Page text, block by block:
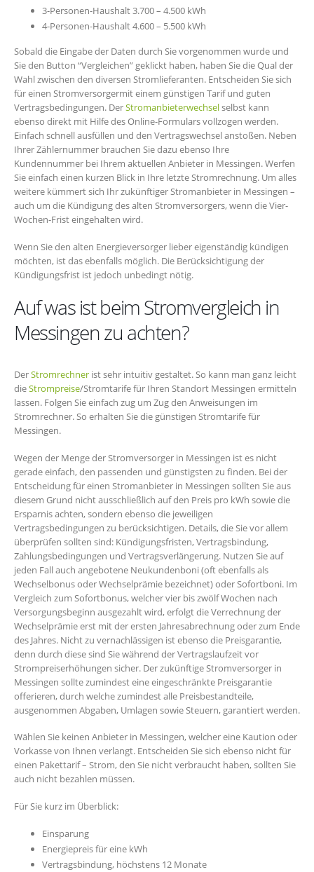
3-Personen-Haushalt 3.700 – 4.500 kWh
4-Personen-Haushalt 4.600 – 5.500 kWh
Sobald die Eingabe der Daten durch Sie vorgenommen wurde und
Sie den Button “Vergleichen” geklickt haben, haben Sie die Qual der
Wahl zwischen den diversen Stromlieferanten. Entscheiden Sie sich
für einen Stromversorgermit einem günstigen Tarif und guten
Vertragsbedingungen. DerStromanbieterwechselselbst kann
ebenso direkt mit Hilfe des Online-Formulars vollzogen werden.
Einfach schnell ausfüllen und den Vertragswechsel anstoßen. Neben
Ihrer Zählernummer brauchen Sie dazu ebenso Ihre
Kundennummer bei Ihrem aktuellen Anbieter in Messingen. Werfen
Sie einfach einen kurzen Blick in Ihre letzte Stromrechnung. Um alles
weitere kümmert sich Ihr zukünftiger Stromanbieter in Messingen –
auch um die Kündigung des alten Stromversorgers, wenn die Vier-
Wochen-Frist eingehalten wird.
Wenn Sie den alten Energieversorger lieber eigenständig kündigen
möchten, ist das ebenfalls möglich. Die Berücksichtigung der
Kündigungsfrist ist jedoch unbedingt nötig.
Auf was ist beim Stromvergleich in
Messingen zu achten?
DerStromrechner ist sehr intuitiv gestaltet. So kann man ganz leicht
dieStrompreise/Stromtarife für Ihren Standort Messingen ermitteln
lassen. Folgen Sie einfach zug um Zug den Anweisungen im
Stromrechner. So erhalten Sie die günstigen Stromtarife für
Messingen.
Wegen der Menge der Stromversorger in Messingen ist es nicht
gerade einfach, den passenden und günstigsten zu finden. Bei der
Entscheidung für einen Stromanbieter in Messingen sollten Sie aus
diesem Grund nicht ausschließlich auf den Preis pro kWh sowie die
Ersparnis achten, sondern ebenso die jeweiligen
Vertragsbedingungen zu berücksichtigen. Details, die Sie vor allem
überprüfen sollten sind: Kündigungsfristen, Vertragsbindung,
Zahlungsbedingungen und Vertragsverlängerung. Nutzen Sie auf
jeden Fall auch angebotene Neukundenboni (oft ebenfalls als
Wechselbonus oder Wechselprämie bezeichnet) oder Sofortboni. Im
Vergleich zum Sofortbonus, welcher vier bis zwölf Wochen nach
Versorgungsbeginn ausgezahlt wird, erfolgt die Verrechnung der
Wechselprämie erst mit der ersten Jahresabrechnung oder zum Ende
des Jahres. Nicht zu vernachlässigen ist ebenso die Preisgarantie,
denn durch diese sind Sie während der Vertragslaufzeit vor
Strompreiserhöhungen sicher. Der zukünftige Stromversorger in
Messingen sollte zumindest eine eingeschränkte Preisgarantie
offerieren, durch welche zumindest alle Preisbestandteile,
ausgenommen Abgaben, Umlagen sowie Steuern, garantiert werden.
Wählen Sie keinen Anbieter in Messingen, welcher eine Kaution oder
Vorkasse von Ihnen verlangt. Entscheiden Sie sich ebenso nicht für
einen Pakettarif – Strom, den Sie nicht verbraucht haben, sollten Sie
auch nicht bezahlen müssen.
Für Sie kurz im Überblick:
Einsparung
Energiepreis für eine kWh
Vertragsbindung, höchstens 12 Monate